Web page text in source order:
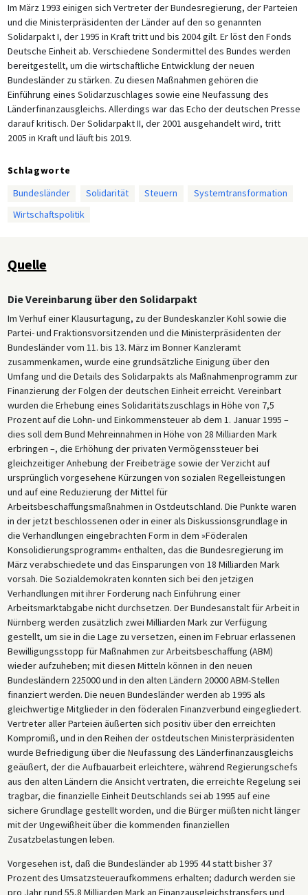
Im März 1993 einigen sich Vertreter der Bundesregierung, der Parteien
und die Ministerpräsidenten der Länder auf den so genannten
Solidarpakt I, der 1995 in Kraft tritt und bis 2004 gilt. Er löst den Fonds
Deutsche Einheit ab. Verschiedene Sondermittel des Bundes werden
bereitgestellt, um die wirtschaftliche Entwicklung der neuen
Bundesländer zu stärken. Zu diesen Maßnahmen gehören die
Einführung eines Solidarzuschlages sowie eine Neufassung des
Länderfinanzausgleichs. Allerdings war das Echo der deutschen Presse
darauf kritisch. Der Solidarpakt II, der 2001 ausgehandelt wird, tritt
2005 in Kraft und läuft bis 2019.
Schlagworte
Bundesländer
Solidarität Steuern
Systemtransformation
Wirtschaftspolitik
Quelle
Die Vereinbarung über den Solidarpakt
Im Verhuf einer Klausurtagung, zu der Bundeskanzler Kohl sowie die
Partei- und Fraktionsvorsitzenden und die Ministerpräsidenten der
Bundesländer vom 11. bis 13. März im Bonner Kanzleramt
zusammenkamen, wurde eine grundsätzliche Einigung über den
Umfang und die Details des Solidarpakts als Maßnahmenprogramm zur
Finanzierung der Folgen der deutschen Einheit erreicht. Vereinbart
wurden die Erhebung eines Solidaritätszuschlags in Höhe von 7,5
Prozent auf die Lohn- und Einkommensteuer ab dem 1. Januar 1995 –
dies soll dem Bund Mehreinnahmen in Höhe von 28 Milliarden Mark
erbringen –, die Erhöhung der privaten Vermögenssteuer bei
gleichzeitiger Anhebung der Freibeträge sowie der Verzicht auf
ursprünglich vorgesehene Kürzungen von sozialen Regelleistungen
und auf eine Reduzierung der Mittel für
Arbeitsbeschaffungsmaßnahmen in Ostdeutschland. Die Punkte waren
in der jetzt beschlossenen oder in einer als Diskussionsgrundlage in
die Verhandlungen eingebrachten Form in dem »Föderalen
Konsolidierungsprogramm« enthalten, das die Bundesregierung im
März verabschiedete und das Einsparungen von 18 Milliarden Mark
vorsah. Die Sozialdemokraten konnten sich bei den jetzigen
Verhandlungen mit ihrer Forderung nach Einführung einer
Arbeitsmarktabgabe nicht durchsetzen. Der Bundesanstalt für Arbeit in
Nürnberg werden zusätzlich zwei Milliarden Mark zur Verfügung
gestellt, um sie in die Lage zu versetzen, einen im Februar erlassenen
Bewilligungsstopp für Maßnahmen zur Arbeitsbeschaffung (ABM)
wieder aufzuheben; mit diesen Mitteln können in den neuen
Bundesländern 225000 und in den alten Ländern 20000 ABM-Stellen
finanziert werden. Die neuen Bundesländer werden ab 1995 als
gleichwertige Mitglieder in den föderalen Finanzverbund eingegliedert.
Vertreter aller Parteien äußerten sich positiv über den erreichten
Kompromiß, und in den Reihen der ostdeutschen Ministerpräsidenten
wurde Befriedigung über die Neufassung des Länderfinanzausgleichs
geäußert, der die Aufbauarbeit erleichtere, während Regierungschefs
aus den alten Ländern die Ansicht vertraten, die erreichte Regelung sei
tragbar, die finanzielle Einheit Deutschlands sei ab 1995 auf eine
sichere Grundlage gestellt worden, und die Bürger müßten nicht länger
mit der Ungewißheit über die kommenden finanziellen
Zusatzbelastungen leben.
Vorgesehen ist, daß die Bundesländer ab 1995 44 statt bisher 37
Prozent des Umsatzsteueraufkommens erhalten; dadurch werden sie
pro Jahr rund 55,8 Milliarden Mark an Finanzausgleichstransfers und